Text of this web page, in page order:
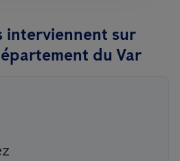
interviennent sur
du Var